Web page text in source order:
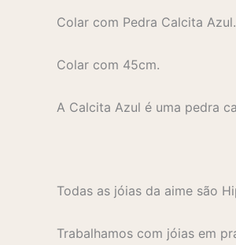
Colar com Pedra Calcita Azul.
Colar com 45cm.
A Calcita Azul é uma pedra
Todas as jóias da aime são
Trabalhamos com jóias em